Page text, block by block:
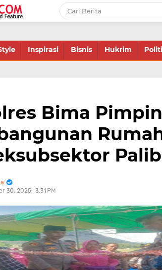
Inspirasi Bisnis Hukrim
Bima
30, 2025 3:31 PM